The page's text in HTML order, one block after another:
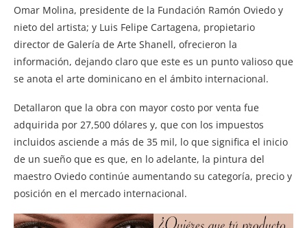
Omar Molina, presidente de la Fundación Ramón Oviedo y
nieto del artista; y Luis Felipe Cartagena, propietario
director de Galería de Arte Shanell, ofrecieron la
información, dejando claro que este es un punto valioso que
se anota el arte dominicano en el ámbito internacional.
Detallaron que la obra con mayor costo por venta fue
adquirida por 27,500 dólares y, que con los impuestos
incluidos asciende a más de 35 mil, lo que significa el inicio
de un sueño que es que, en lo adelante, la pintura del
maestro Oviedo continúe aumentando su categoría, precio y
posición en el mercado internacional.